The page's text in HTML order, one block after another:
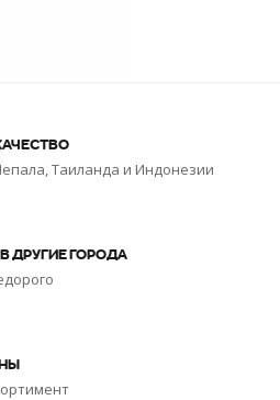
Таиланда и Индонезии
ДРУГИЕ ГОРОДА